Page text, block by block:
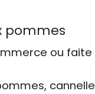
pommes
ou faite
cannelle